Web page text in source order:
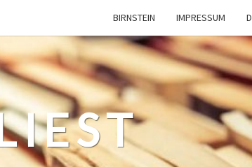
BIRNSTEIN IMPRESSUM